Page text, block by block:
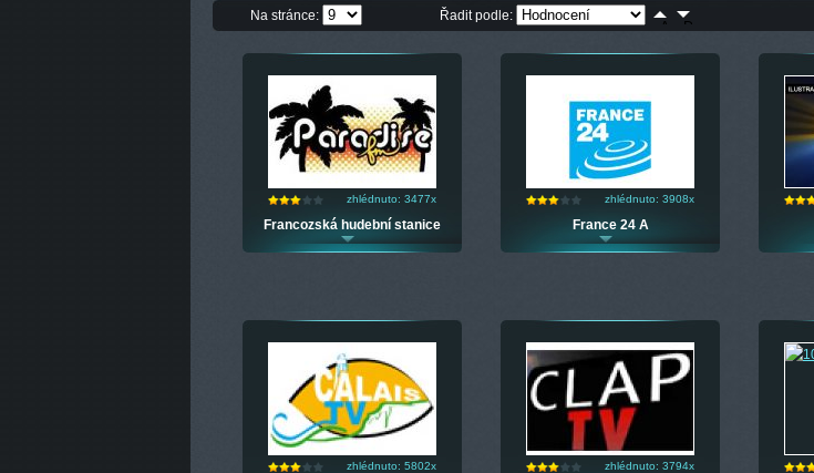
Na stránce: Řadit podle:
zhlédnuto: 3477x
Francozská hudební stanice
zhlédnuto: 3908x
France 24 A
zhlédnuto: 5802x zhlédnuto: 3794x